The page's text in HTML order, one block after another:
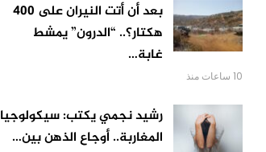
بعد أن أتت النيران على 400
هكتار؟.. “الدرون” يمشط
غابة…
10 ساعات منذ
رشيد نجمي يكتب: سيكولوجيا
المغاربة.. أوجاع الذهن بين…